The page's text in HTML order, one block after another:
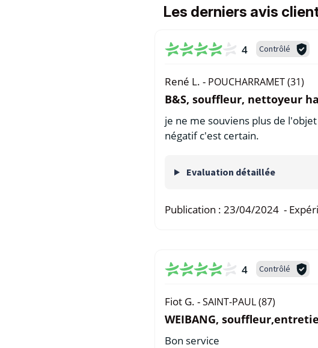
Les derniers avis
4 Contrôlé
René L. - POUCHARRAMET (31)
B&S, souffleur, nettoyeur
je ne me souviens plus de
négatif c'est certain.
Evaluation détaillée
Publication : 23/04/2024 -
4 Contrôlé
Fiot G. -SAINT-PAUL (87)
WEIBANG,
Bon service